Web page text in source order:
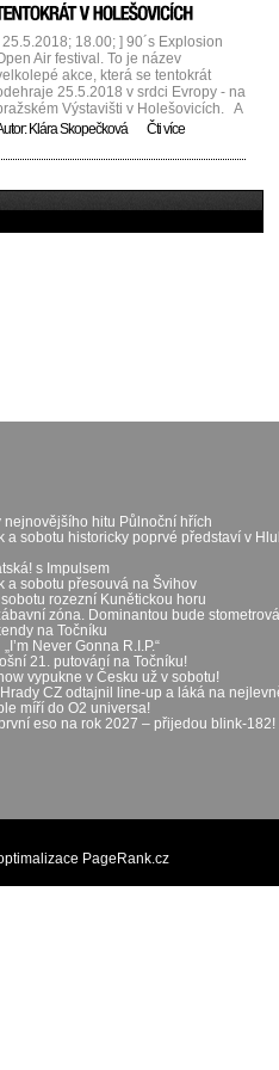
zahrají akusticky. Nebude mezi
25.5.2018; 18.00; ] 90´s Explosion
Air festival. To je název
akce, která se tentokrát
25.5.2018 v srdci Evropy - na
Výstavišti v Holešovicích. A
je květen nejen měsíc lásky,
tepla po zimě, je potřeba
pod rozkvetlou třešeň, ale
na nějakou super akci.
Klára Skopečková Čti více
hitu Půlnoční hřích
a sobotu historicky poprvé představí v
s Impulsem
a sobotu přesouvá na Švihov
rozezní Kunětickou horu
zóna. Dominantou bude
na Točníku
Never Gonna R.I.P.“
21. putování na Točníku!
vypukne v Česku už v sobotu!
CZ odtajnil line-up a láká na
míří do O2 universa!
eso na rok 2027 – přijedou blink-182!
PageRank.cz